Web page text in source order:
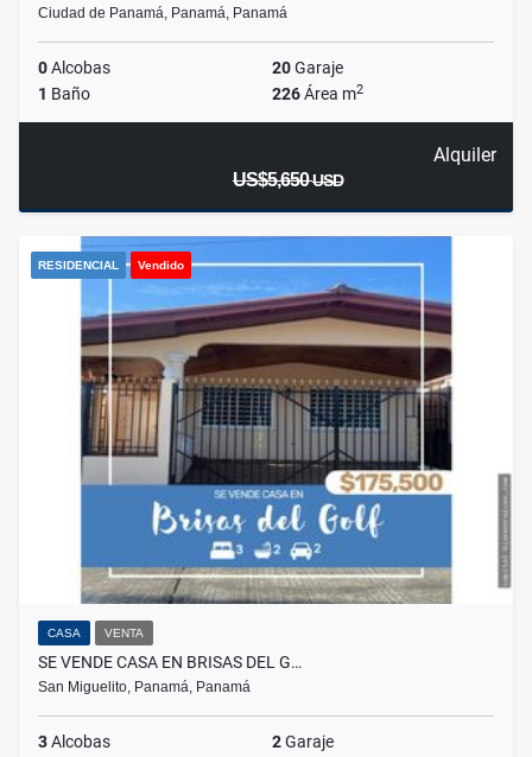
Ciudad de Panamá, Panamá, Panamá
0Alcobas 20Garaje
1 Baño 226Área m2
Alquiler
US$5,650USD
RESIDENCIAL Vendido
CASA VENTA
SE VENDE CASA EN BRISAS DEL G…
San Miguelito, Panamá, Panamá
3Alcobas 2Garaje